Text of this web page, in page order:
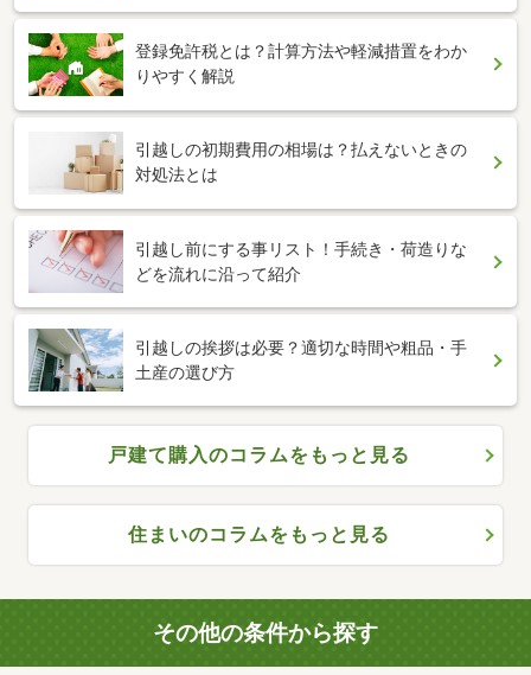
登録免許税とは？計算方法や軽減措置をわか
りやすく解説
引越しの初期費用の相場は？払えないときの
対処法とは
引越し前にする事リスト！手続き・荷造りな
どを流れに沿って紹介
引越しの挨拶は必要？適切な時間や粗品・手
土産の選び方
戸建て購入のコラムをもっと見る
住まいのコラムをもっと見る
その他の条件から探す